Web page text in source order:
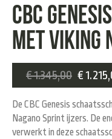
CBC
met Viking
€1.345,00 €
De CBC Genesis
Nagano Sprint ijzers. De
verwerkt in deze